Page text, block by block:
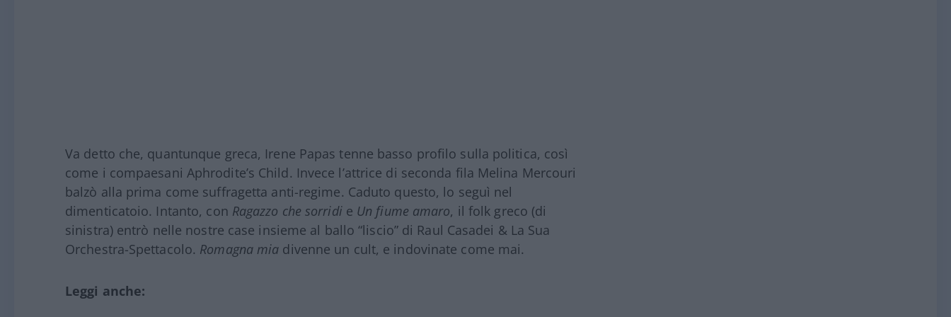
Va detto che, quantunque greca, Irene Papas tenne basso profilo sulla politica, così
come i compaesani Aphrodite’s Child. Invece l’attrice di seconda fila Melina Mercouri
balzò alla prima come suffragetta anti-regime. Caduto questo, lo seguì nel
dimenticatoio. Intanto, con Ragazzo che sorridie Un fiume amaro, il folk greco (di
sinistra) entrò nelle nostre case insieme al ballo “liscio” di Raul Casadei & La Sua
Orchestra-Spettacolo. Romagna mia divenne un cult, e indovinate come mai.
Leggi anche: